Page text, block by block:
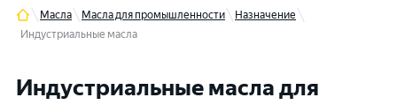
Масла Масла для промышленности
Назначение
Индустриальные масла
Индустриальные масла для